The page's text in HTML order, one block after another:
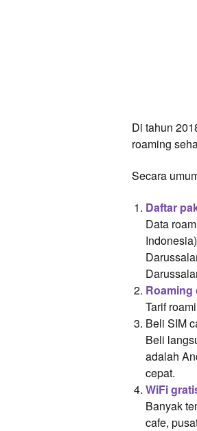
Di tahun
roaming
Secara
Daftar
Data
Roaming
Tarif
Beli SIM
Beli
adalah
cepat.
WiFi
Banyak
cafe,